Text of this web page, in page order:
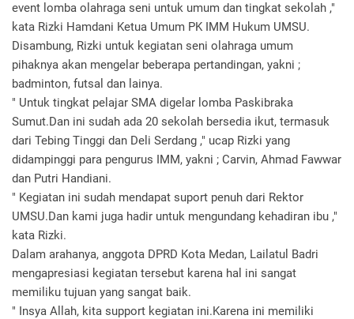
event lomba olahraga seni untuk umum dan tingkat sekolah ,"
kata Rizki Hamdani Ketua Umum PK IMM Hukum UMSU.
Disambung, Rizki untuk kegiatan seni olahraga umum
pihaknya akan mengelar beberapa pertandingan, yakni ;
badminton, futsal dan lainya.
" Untuk tingkat pelajar SMA digelar lomba Paskibraka
Sumut.Dan ini sudah ada 20 sekolah bersedia ikut, termasuk
dari Tebing Tinggi dan Deli Serdang ," ucap Rizki yang
didampinggi para pengurus IMM, yakni ; Carvin, Ahmad Fawwar
dan Putri Handiani.
" Kegiatan ini sudah mendapat suport penuh dari Rektor
UMSU.Dan kami juga hadir untuk mengundang kehadiran ibu ,"
kata Rizki.
Dalam arahanya, anggota DPRD Kota Medan, Lailatul Badri
mengapresiasi kegiatan tersebut karena hal ini sangat
memiliku tujuan yang sangat baik.
" Insya Allah, kita support kegiatan ini.Karena ini memiliki